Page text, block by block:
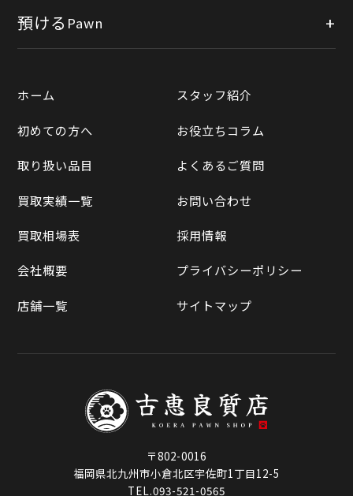
宅配買取
買取実績一覧
買取相場表
公式オンラインショップ
Yahooショッピング
Yahoo!オークション
メルカリ
ラクマ
預ける Pawn
ホーム
初めての方へ
取り扱い品目
買取実績一覧
買取相場表
会社概要
店舗一覧
スタッフ紹介
お役立ちコラム
よくあるご質問
お問い合わせ
採用情報
プライバシーポリシー
サイトマップ
〒802-0016
福岡県北九州市小倉北区宇佐町1丁目12-5
TEL.093-521-0565